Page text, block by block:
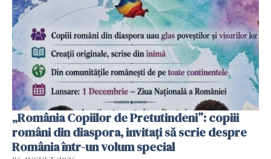
„România Copiilor de Pretutindeni”: copiii
români din diaspora, invitați să scrie despre
România într-un volum special